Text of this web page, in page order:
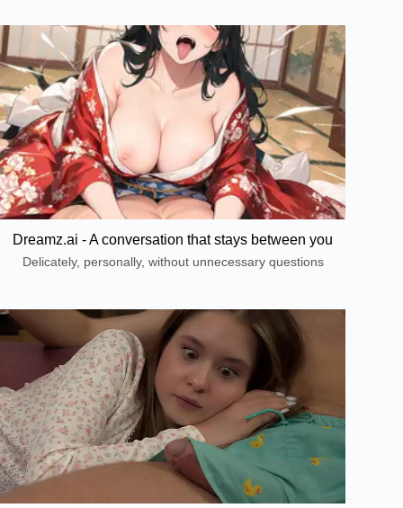
Dreamz.ai - A conversation that stays between you
Delicately, personally, without unnecessary questions